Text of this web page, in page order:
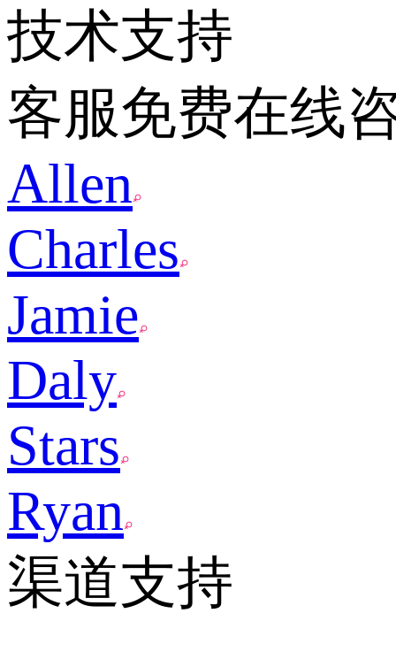
技术支持
客服免费在线
Allen
Charles
Jamie
Daly
Stars
Ryan
渠道支持